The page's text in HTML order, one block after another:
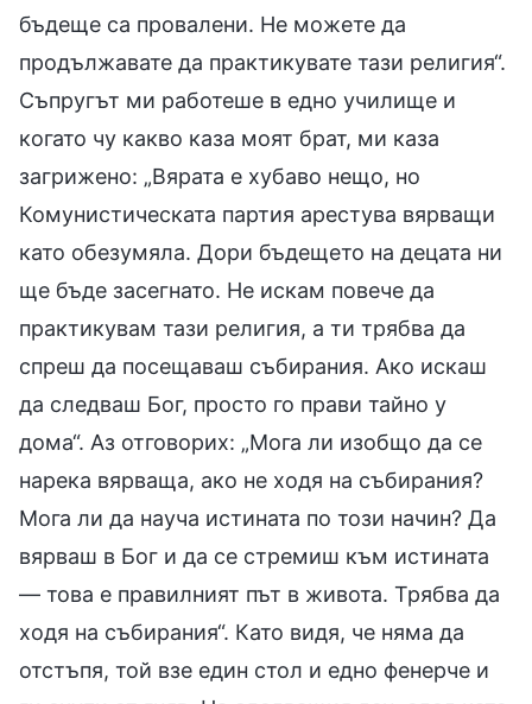
бъдеще са провалени. Не можете да
продължавате да практикувате тази религия“.
Съпругът ми работеше в едно училище и
когато чу какво каза моят брат, ми каза
загрижено: „Вярата е хубаво нещо, но
Комунистическата партия арестува вярващи
като обезумяла. Дори бъдещето на децата ни
ще бъде засегнато. Не искам повече да
практикувам тази религия, а ти трябва да
спреш да посещаваш събирания. Ако искаш
да следваш Бог, просто го прави тайно у
дома“. Аз отговорих: „Мога ли изобщо да се
нарека вярваща, ако не ходя на събирания?
Мога ли да науча истината по този начин? Да
вярваш в Бог и да се стремиш към истината
— това е правилният път в живота. Трябва да
ходя на събирания“. Като видя, че няма да
отстъпя, той взе един стол и едно фенерче и